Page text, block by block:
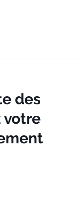
des
votre